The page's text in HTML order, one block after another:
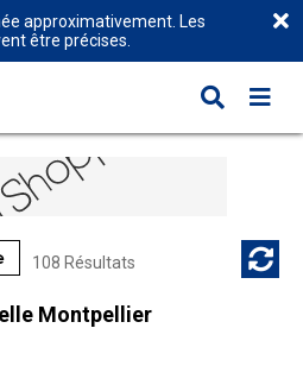
approximativement. Les
être précises.
108 Résultats
Montpellier